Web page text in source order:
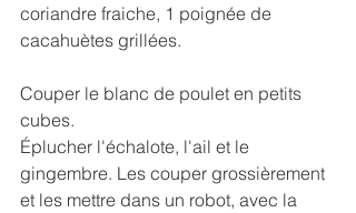
coriandre fraiche, 1 poignée de
cacahuètes grillées.
Couper le blanc de poulet en petits
cubes.
Éplucher l'échalote, l'ail et le
gingembre. Les couper grossièrement
et les mettre dans un robot, avec la